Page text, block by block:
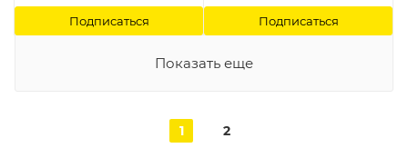
Подписаться Подписаться
Показать еще
1 2